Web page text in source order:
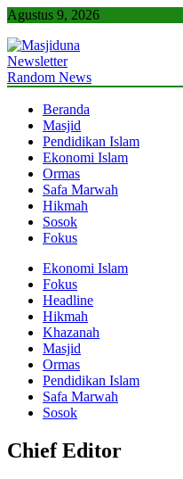
Skip
content
Agustus 9, 2026
Masjiduna
Referensi Berita Islam Indonesia
Newsletter
Random News
Beranda
Masjid
Pendidikan Islam
Ekonomi Islam
Ormas
Safa Marwah
Hikmah
Sosok
Fokus
Ekonomi Islam
Fokus
Headline
Hikmah
Khazanah
Masjid
Ormas
Pendidikan Islam
Safa Marwah
Sosok
Chief Editor